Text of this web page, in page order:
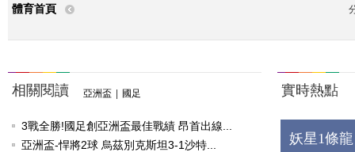
體育首頁
相關閱讀 亞洲盃 國足
3戰全勝!國足創亞洲盃最佳戰績 昂首出線...
亞洲盃-悍將2球 烏茲別克斯坦3-1沙特...
實時熱點
妖星1條